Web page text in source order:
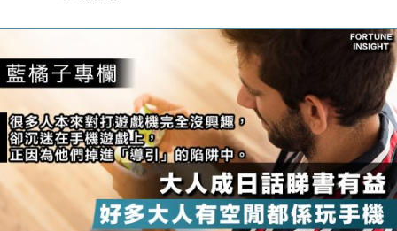
13:12
國際｜特朗普赴洛杉磯高球場活動前 男子攜槍彈被捕
12:30
財經｜香港7月PMI回落至51 企業擴張放慢兼縮減人
手
11:40
財經｜黑石傳再籌逾360億美元 支援Anthropic租用
Google晶片
10:57
財經｜美商務部擬擴大金屬關稅範圍 14類產品或加徵